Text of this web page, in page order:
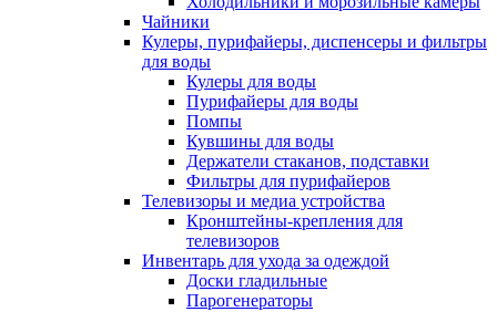
Чайники
Кулеры, пурифайеры, диспенсеры и фильтры
для воды
Кулеры для воды
Пурифайеры для воды
Помпы
Кувшины для воды
Держатели стаканов, подставки
Фильтры для пурифайеров
Телевизоры и медиа устройства
Кронштейны-крепления для
телевизоров
Инвентарь для ухода за одеждой
Доски гладильные
Парогенераторы